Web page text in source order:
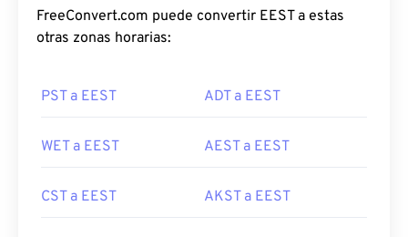
FreeConvert.com puede convertir EEST a estas
otras zonas horarias:
PST a EEST ADT a EEST
WET a EEST AEST a EEST
CST a EEST AKST a EEST